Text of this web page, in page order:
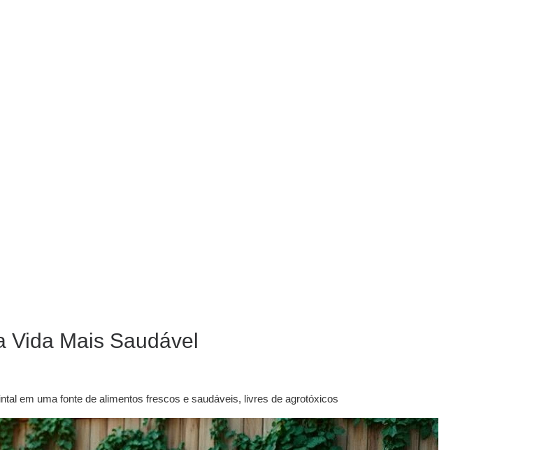
Vida Mais Saudável
em uma fonte de alimentos frescos e saudáveis, livres de agrotóxicos